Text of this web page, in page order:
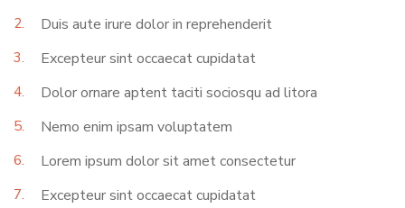
2. Duis aute irure dolor in reprehenderit
3. Excepteur sint occaecat cupidatat
4. Dolor ornare aptent taciti sociosqu ad litora
5. Nemo enim ipsam voluptatem
6. Lorem ipsum dolor sit amet consectetur
7.
Excepteur sint occaecat cupidatat